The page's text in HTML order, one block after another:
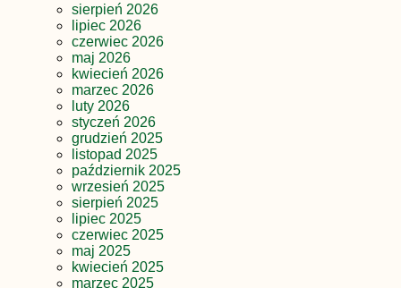
sierpień 2026
lipiec 2026
czerwiec 2026
maj 2026
kwiecień 2026
marzec 2026
luty 2026
styczeń 2026
grudzień 2025
listopad 2025
październik 2025
wrzesień 2025
sierpień 2025
lipiec 2025
czerwiec 2025
maj 2025
kwiecień 2025
marzec 2025